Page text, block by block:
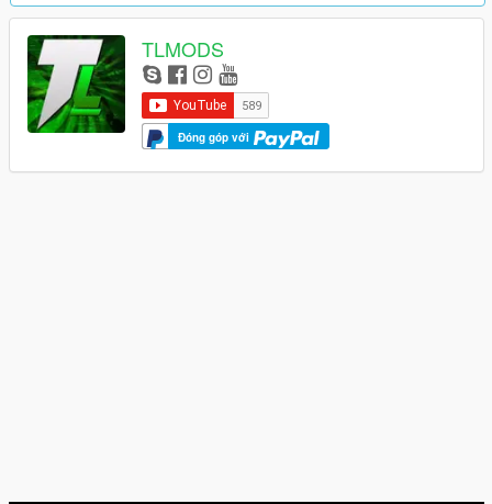
TLMODS
Đóng góp với